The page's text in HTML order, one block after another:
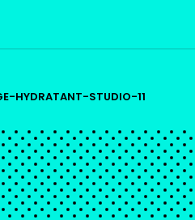
HYDRATANT-STUDIO-11